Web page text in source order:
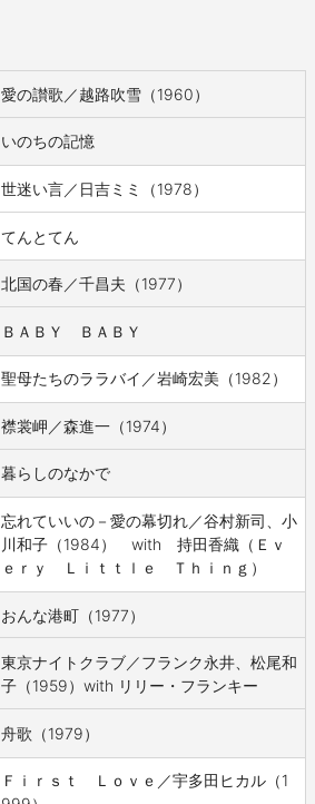
愛の讃歌／越路吹雪（1960）
いのちの記憶
世迷い言／日吉ミミ（1978）
てんとてん
北国の春／千昌夫（1977）
ＢＡＢＹ ＢＡＢＹ
聖母たちのララバイ／岩崎宏美（1982）
襟裳岬／森進一（1974）
暮らしのなかで
忘れていいの－愛の幕切れ／谷村新司、小
川和子（1984） with 持田香織（Ｅｖ
ｅｒｙ Ｌｉｔｔｌｅ Ｔｈｉｎｇ）
おんな港町（1977）
東京ナイトクラブ／フランク永井、松尾和
子（1959）with リリー・フランキー
舟歌（1979）
Ｆｉｒｓｔ Ｌｏｖｅ／宇多田ヒカル（1